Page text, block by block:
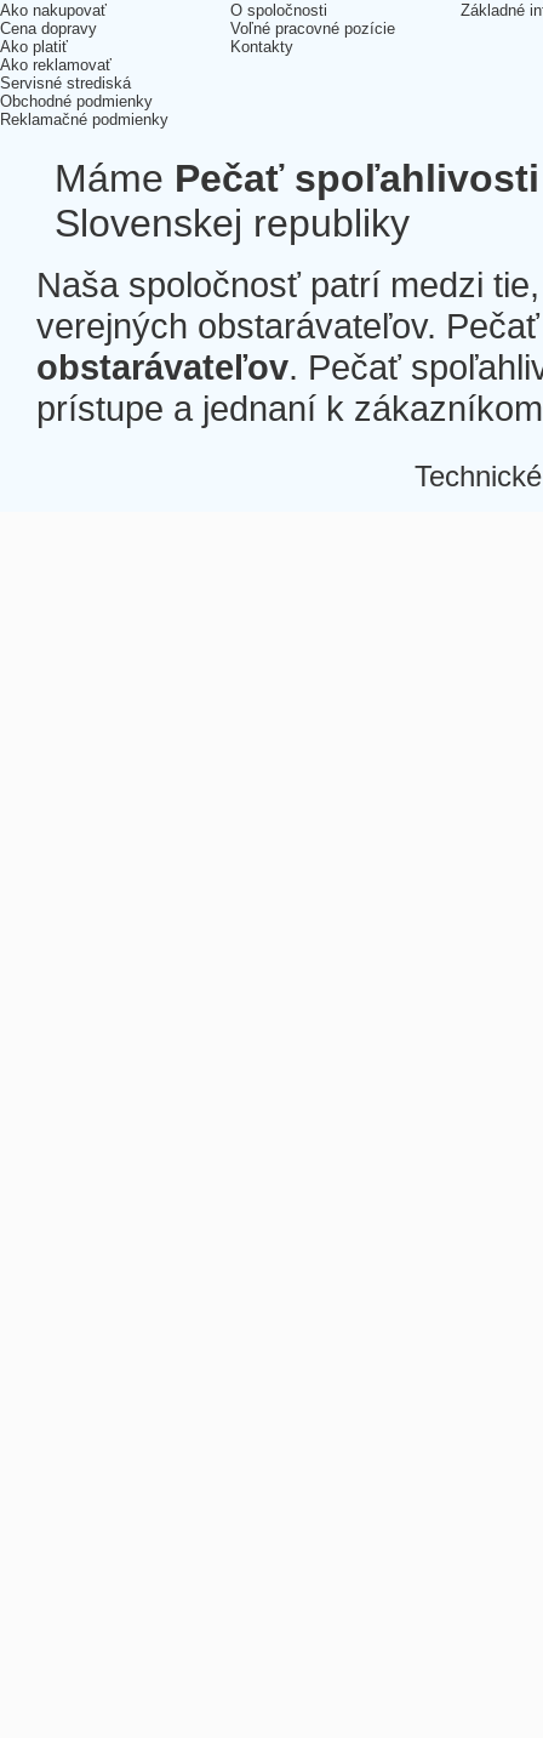
Ako nakupovať
Cena dopravy
Ako platiť
Ako reklamovať
Servisné strediská
Obchodné podmienky
Reklamačné podmienky
O spoločnosti
Voľné pracovné pozície
Kontakty
Základné
Máme Pečať spoľahlivosti
Slovenskej republiky
Naša spoločnosť patrí medzi
verejných obstarávateľov.
obstarávateľov. Pečať
prístupe a jednaní k